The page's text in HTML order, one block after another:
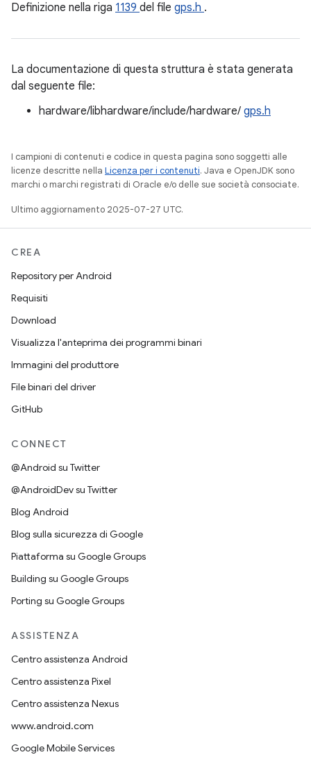
Definizione nella riga 1139 del file gps.h .
La documentazione di questa struttura è stata generata
dal seguente file:
hardware/libhardware/include/hardware/ gps.h
I campioni di contenuti e codice in questa pagina sono soggetti alle
licenze descritte nella Licenza per i contenuti. Java e OpenJDK sono
marchi o marchi registrati di Oracle e/o delle sue società consociate.
Ultimo aggiornamento 2025-07-27 UTC.
CREA
Repository per Android
Requisiti
Download
Visualizza l'anteprima dei programmi binari
Immagini del produttore
File binari del driver
GitHub
CONNECT
@Android su Twitter
@AndroidDev su Twitter
Blog Android
Blog sulla sicurezza di Google
Piattaforma su Google Groups
Building su Google Groups
Porting su Google Groups
ASSISTENZA
Centro assistenza Android
Centro assistenza Pixel
Centro assistenza Nexus
www.android.com
Google Mobile Services